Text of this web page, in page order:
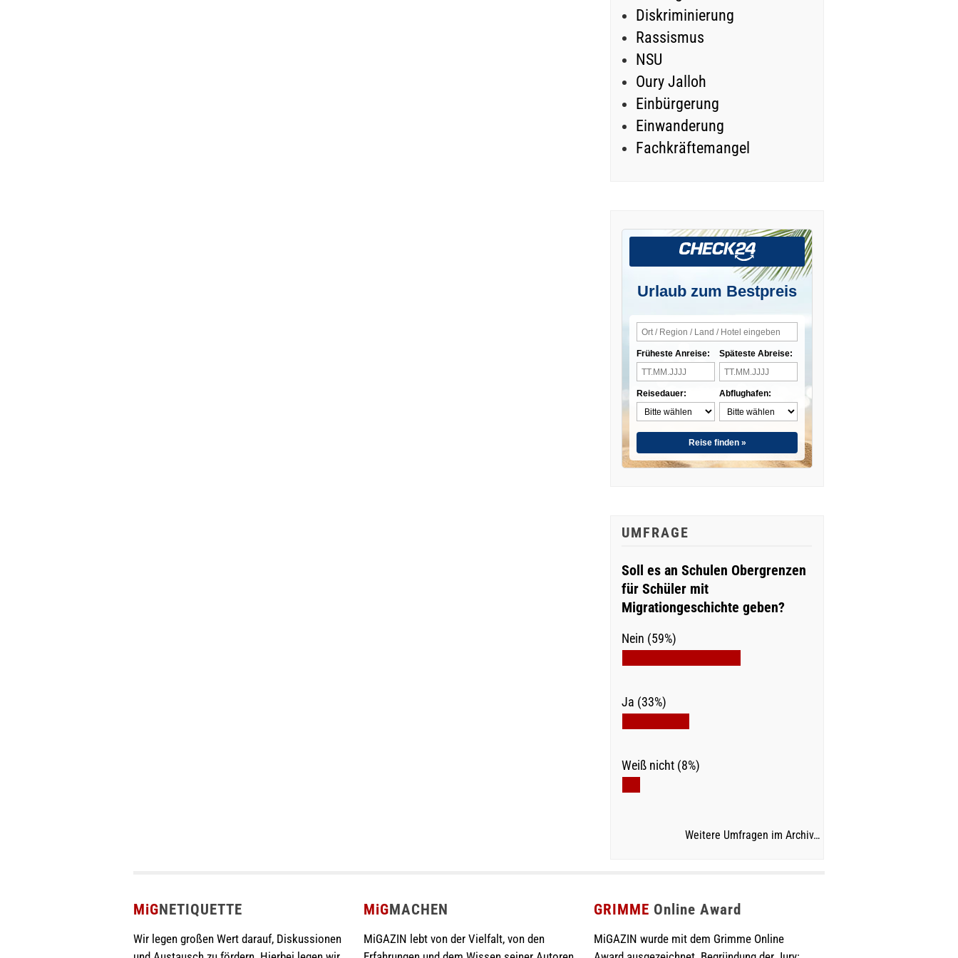
Diskriminierung
Rassismus
NSU
Oury Jalloh
Einbürgerung
Einwanderung
Fachkräftemangel
Urlaub zum Bestpreis
Früheste Anreise:
Reisedauer:
Späteste Abreise:
Abflughafen:
Reise finden »
UMFRAGE
Soll es an Schulen Obergrenzen
für Schüler mit
Migrationgeschichte geben?
Nein (59%)
Ja (33%)
Weiß nicht (8%)
Weitere Umfragen im Archiv…
MiGNETIQUETTE
Wir legen großen Wert darauf, Diskussionen
MiGMACHEN
MiGAZIN lebt von der Vielfalt, von den
GRIMME Online Award
MiGAZIN wurde mit dem Grimme Online